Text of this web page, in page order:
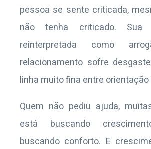
pessoa se sente criticada,
não tenha criticado. Sua
reinterpretada como
relacionamento sofre
linha muito fina entre orientação
Quem não pediu ajuda,
está buscando
buscando conforto. E